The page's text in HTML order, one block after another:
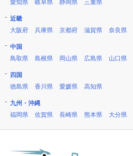
愛知県
岐阜県 静岡県 三重県
近畿
大阪府
兵庫県 京都府 滋賀県 奈良県
中国
鳥取県
島根県 岡山県 広島県 山口県
四国
徳島県
香川県 愛媛県 高知県
九州・沖縄
福岡県
佐賀県 長崎県 熊本県 大分県